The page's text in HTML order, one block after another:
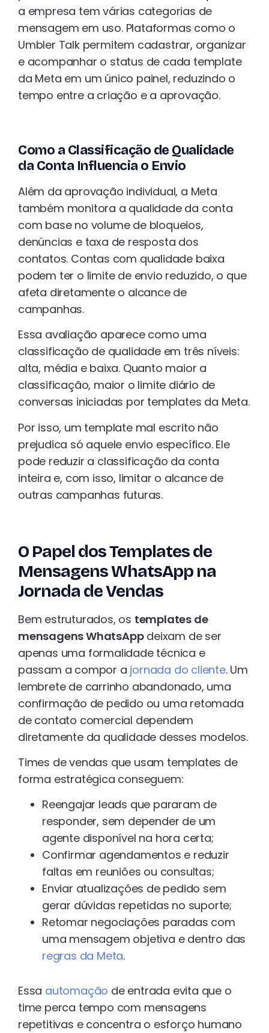
a empresa tem várias categorias de
mensagem em uso. Plataformas como o
Umbler Talk permitem cadastrar, organizar
e acompanhar o status de cada template
da Meta em um único painel, reduzindo o
tempo entre a criação e a aprovação.
Como a Classificação de Qualidade
da Conta Influencia o Envio
Além da aprovação individual, a Meta
também monitora a qualidade da conta
com base no volume de bloqueios,
denúncias e taxa de resposta dos
contatos. Contas com qualidade baixa
podem ter o limite de envio reduzido, o que
afeta diretamente o alcance de
campanhas.
Essa avaliação aparece como uma
classificação de qualidade em três níveis:
alta, média e baixa. Quanto maior a
classificação, maior o limite diário de
conversas iniciadas por templates da Meta.
Por isso, um template mal escrito não
prejudica só aquele envio específico. Ele
pode reduzir a classificação da conta
inteira e, com isso, limitar o alcance de
outras campanhas futuras.
O Papel dos Templates de
Mensagens WhatsApp na
Jornada de Vendas
Bem estruturados, os templates de
mensagens WhatsAppdeixam de ser
apenas uma formalidade técnica e
passam a compor a jornada do cliente. Um
lembrete de carrinho abandonado, uma
confirmação de pedido ou uma retomada
de contato comercial dependem
diretamente da qualidade desses modelos.
Times de vendas que usam templates de
forma estratégica conseguem:
Reengajar leads que pararam de
responder, sem depender de um
agente disponível na hora certa;
Confirmar agendamentos e reduzir
faltas em reuniões ou consultas;
Enviar atualizações de pedido sem
gerar dúvidas repetidas no suporte;
Retomar negociações paradas com
uma mensagem objetiva e dentro das
regras da Meta.
Essa automação de entrada evita que o
time perca tempo com mensagens
repetitivas e concentra o esforço humano